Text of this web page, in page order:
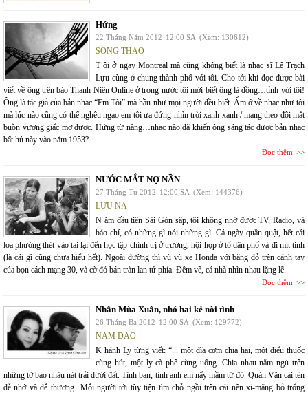
Hứng
22 Tháng Năm 2012 12:00 SA (Xem: 130612)
SONG THAO
T ôi ở ngay Montreal mà cũng không biết là nhạc sĩ Lê Trạch
Lựu cùng ở chung thành phố với tôi. Cho tới khi đọc được bài
viết về ông trên báo Thanh Niên Online ở trong nước tôi mới biết ông là đồng…tỉnh với tôi!
Ông là tác giả của bản nhạc “Em Tôi” mà hầu như mọi người đều biết. Ấm ớ về nhạc như tôi
mà lúc nào cũng có thể nghêu ngao em tôi ưa đứng nhìn trời xanh xanh / mang theo đôi mắt
buồn vương giấc mơ được. Hứng từ nàng…nhạc nào đã khiến ông sáng tác được bản nhạc
bất hủ này vào năm 1953?
Đọc thêm
NƯỚC MẮT NỢ NẦN
27 Tháng Tư 2012 12:00 SA (Xem: 144376)
LƯU NA
N ăm đầu tiên Sài Gòn sập, tôi không nhớ được TV, Radio, và
báo chí, có những gì nói những gì. Cả ngày quần quật, hết cái
loa phường thét vào tai lại đến học tập chính trị ở trường, hội họp ở tổ dân phố và đi mít tinh
(là cái gì cũng chưa hiểu hết). Ngoài đường thì vù vù xe Honda với băng đỏ trên cánh tay
của bọn cách mạng 30, và cờ đỏ bán tràn lan tứ phía. Đêm về, cả nhà nhìn nhau lặng lẽ.
Đọc thêm
Nhân Mùa Xuân, nhớ hai kẻ nòi tình
26 Tháng Ba 2012 12:00 SA (Xem: 129772)
NAM DAO
K hánh Ly từng viết: “... một dĩa cơm chia hai, một điếu thuốc
cùng hút, một ly cà phê cùng uống. Chia nhau nằm ngủ trên
những tờ báo nhàu nát trải dưới đất. Tình bạn, tình anh em nẩy mầm từ đó. Quán Văn cái tên
dễ nhớ và dễ thương...Mỗi người tới tùy tiện tìm chỗ ngồi trên cái nền xi-măng bỏ trống